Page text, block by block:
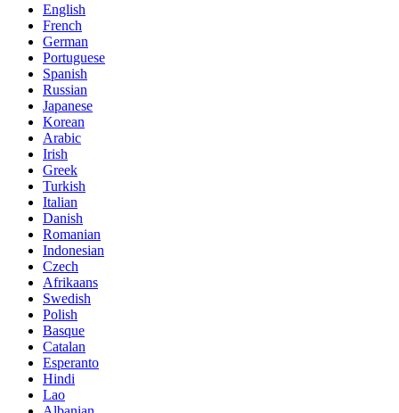
English
French
German
Portuguese
Spanish
Russian
Japanese
Korean
Arabic
Irish
Greek
Turkish
Italian
Danish
Romanian
Indonesian
Czech
Afrikaans
Swedish
Polish
Basque
Catalan
Esperanto
Hindi
Lao